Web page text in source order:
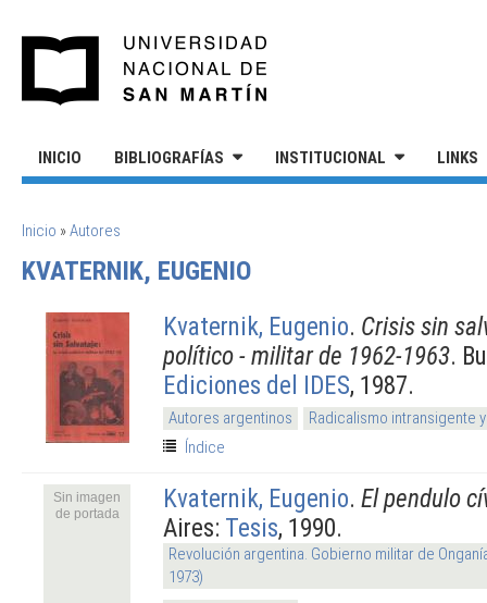
INICIO BIBLIOGRAFÍAS INSTITUCIONAL LINKS
SE ENCUENTRA USTED AQUÍ
Inicio »Autores
KVATERNIK, EUGENIO
Kvaternik, Eugenio. Crisis sin
político - militar de 1962-1963.
Ediciones del IDES, 1987.
Autores argentinos
Radicalismo intransigente
Índice
Sin imagen
de portada
Kvaternik, Eugenio. El pendulo
Aires: Tesis, 1990.
Revolución argentina. Gobierno militar de
1973)